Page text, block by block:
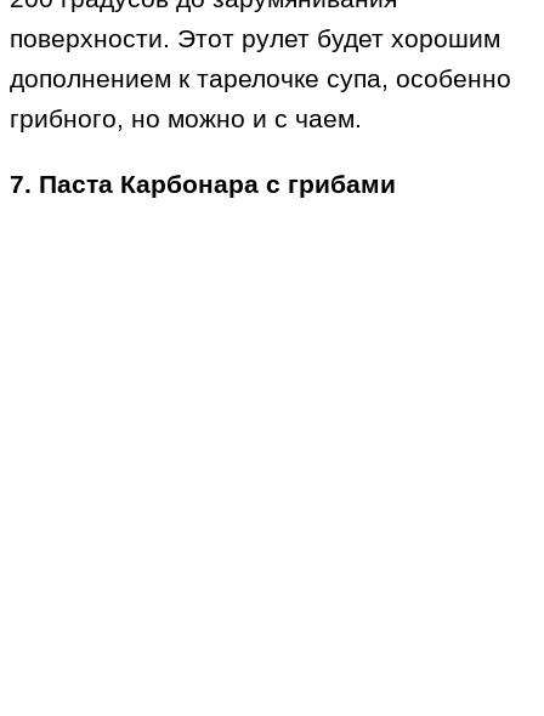
поверхности. Этот рулет будет хорошим
дополнением к тарелочке супа, особенно
грибного, но можно и с чаем.
7. Паста Карбонара с грибами